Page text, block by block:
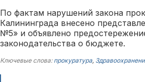
По фактам нарушений закона
Калининграда внесено
№5» и объявлено
законодательства о бюджете.
Ключевые слова: прокуратура,